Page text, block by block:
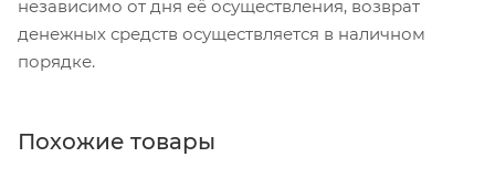
независимо от дня её осуществления, возврат
денежных средств осуществляется в наличном
порядке.
Похожие товары